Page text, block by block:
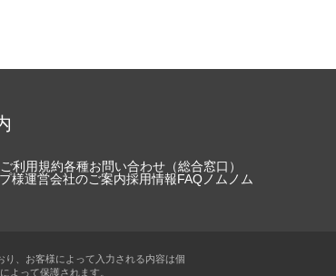
利用規約各種お問い合わせ（総合窓口）
様運営会社のご案内採用情報FAQ ノムノム
、お客様によって入力される内容は個
よって保護されます。